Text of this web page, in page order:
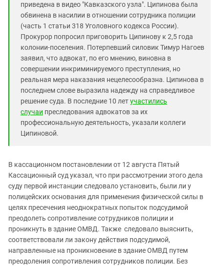
приведена в видео "Кавказского узла". Ципинова была
обвинена в насилии в отношении сотрудника полиции
(часть 1 статьи 318 Уголовного кодекса России).
Прокурор попросил приговорить Ципинову к 2,5 года
колонии-поселения. Потерпевший силовик Тимур Нагоев
заявил, что адвокат, по его мнению, виновна в
совершении инкриминируемого преступления, но
реальная мера наказания нецелесообразна. Ципинова в
последнем слове выразила надежду на справедливое
решение суда. В последние 10 летучастились
случаи преследования адвокатов за их
профессиональную деятельность, указали коллеги
Ципиновой.
В кассационном постановлении от 12 августа Пятый
Кассационный суд указал, что при рассмотрении этого дела
суду первой инстанции следовало установить, были ли у
полицейских основания для применения физической силы в
целях пресечения неоднократных попыток подсудимой
преодолеть сопротивление сотрудников полиции и
проникнуть в здание ОМВД. Также следовало выяснить,
соответствовали ли закону действия подсудимой,
направленные на проникновение в здание ОМВД путем
преодоления сопротивления сотрудников полиции. Без